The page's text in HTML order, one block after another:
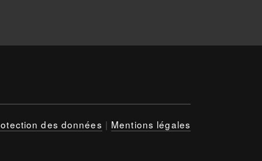
des données | Mentions légales